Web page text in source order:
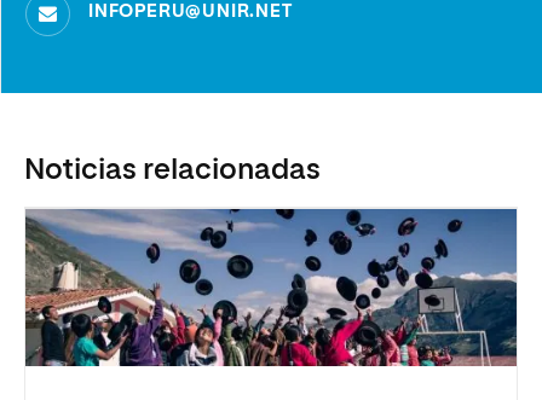
INFOPERU@UNIR.NET
Noticias relacionadas